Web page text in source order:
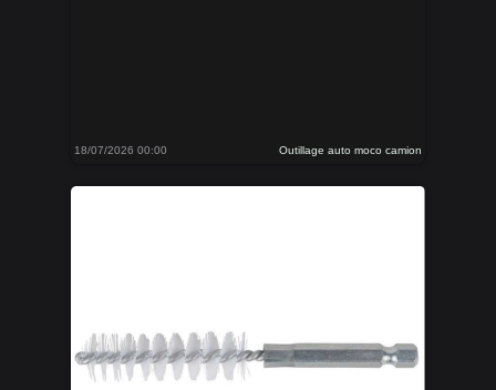
18/07/2026 00:00 Outillage auto moco camion